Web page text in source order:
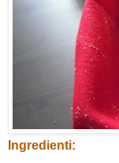
Ingredienti: